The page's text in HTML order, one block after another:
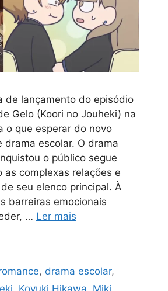
de lançamento do episódio
Gelo (Koori no Jouheki) na
o que esperar do novo
drama escolar. O drama
o público segue
as complexas relações e
seu elenco principal. À
barreiras emocionais
… Ler mais
, drama escolar,